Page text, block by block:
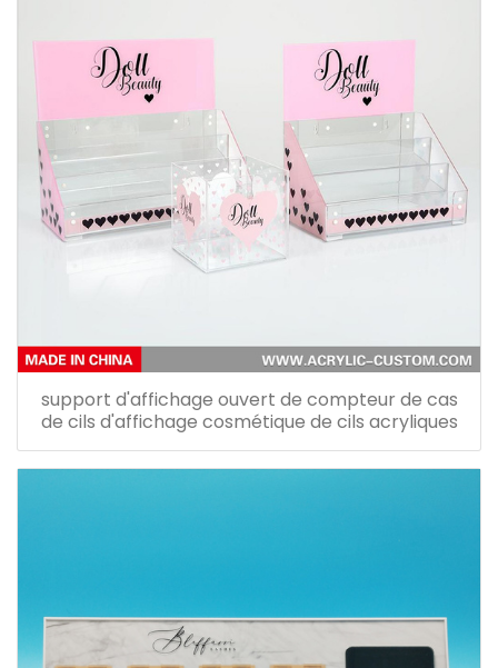
support d'affichage ouvert de compteur de cas
de cils d'affichage cosmétique de cils acryliques